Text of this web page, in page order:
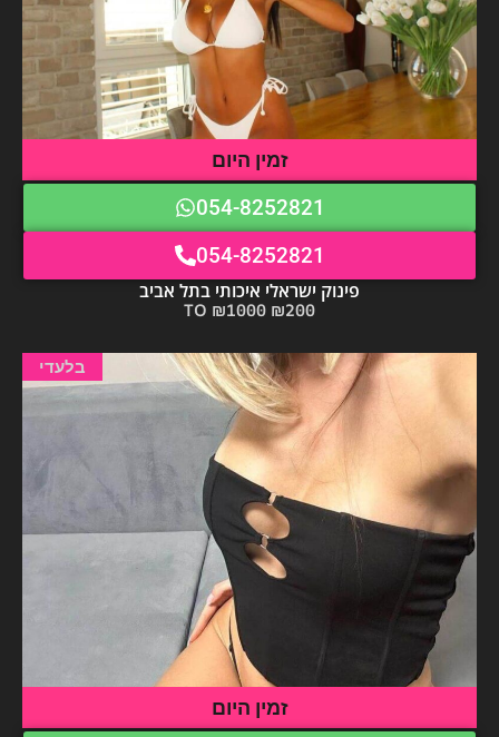
זמין היום
054-8252821
054-8252821
פינוק ישראלי איכותי בתל אביב
₪200 TO ₪1000
בלעדי
זמין היום